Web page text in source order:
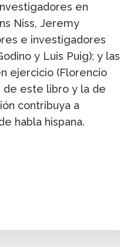
en
Niss, Jeremy
e investigadores
y Luis Puig); y las
ejercicio (Florencio
de este libro y la de
contribuya a
habla hispana.